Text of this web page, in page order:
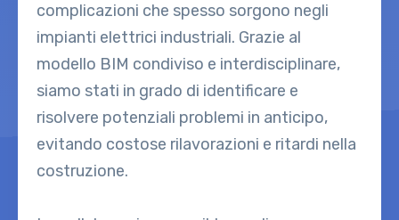
complicazioni che spesso sorgono negli
impianti elettrici industriali. Grazie al
modello BIM condiviso e interdisciplinare,
siamo stati in grado di identificare e
risolvere potenziali problemi in anticipo,
evitando costose rilavorazioni e ritardi nella
costruzione.